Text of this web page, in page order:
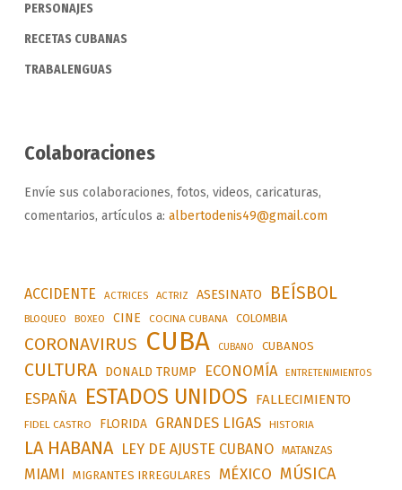
PERSONAJES
RECETAS CUBANAS
TRABALENGUAS
Colaboraciones
Envíe sus colaboraciones, fotos, videos, caricaturas,
comentarios, artículos a: albertodenis49@gmail.com
ACCIDENTE ACTRICES ACTRIZ ASESINATO BEÍSBOL
BLOQUEO BOXEO CINE COCINA CUBANA COLOMBIA
CORONAVIRUS CUBA CUBANO CUBANOS
CULTURA DONALD TRUMP ECONOMÍA ENTRETENIMIENTOS
ESPAÑA ESTADOS UNIDOS FALLECIMIENTO
FIDEL CASTRO FLORIDA GRANDES LIGAS HISTORIA
LA HABANA LEY DE AJUSTE CUBANO MATANZAS
MIAMI MIGRANTES IRREGULARES MÉXICO MÚSICA